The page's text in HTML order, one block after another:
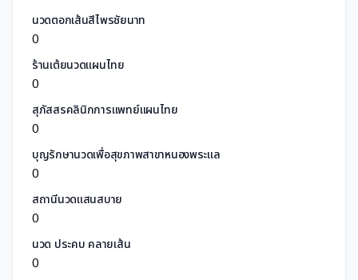
นวดตอกเส้นสีไพรชัยนาท
0
ร้านเต้ยนวดแผนไทย
0
สุภัสสรคลินิกการแพทย์แผนไทย
0
บุญรักษานวดเพื่อสุขภาพสาขาหนองพระแล
0
สถานีนวดแสนสบาย
0
นวด ประคบ คลายเส้น
0